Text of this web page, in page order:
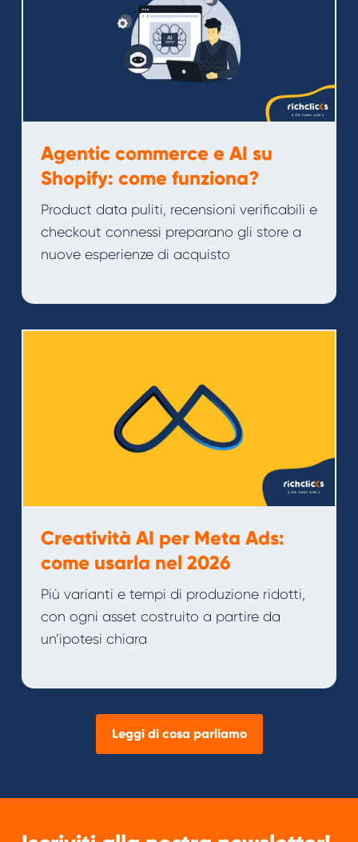
Agentic commerce e AI su
Shopify: come funziona?
Product data puliti, recensioni verificabili e
checkout connessi preparano gli store a
nuove esperienze di acquisto
Creatività AI per Meta Ads:
come usarla nel 2026
Più varianti e tempi di produzione ridotti,
con ogni asset costruito a partire da
un’ipotesi chiara
Leggi di cosa parliamo